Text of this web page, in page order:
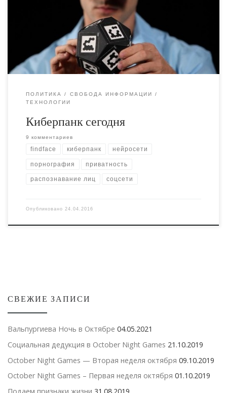
используют приложение для поиска по лицам (findface) с
целью деанонимизации и травли в сети анонимных
ПОЛИТИКА
СВОБОДА ИНФОРМАЦИИ
ТЕХНОЛОГИИ
Киберпанк сегодня
9 комментариев
findface киберпанк нейросети
порнография приватность
распознавание лиц соцсети
Опубликовано 24.04.2016
СВЕЖИЕ ЗАПИСИ
Вальпургиева Ночь в Октябре 04.05.2021
Социальная дедукция в October Night Games 21.10.2019
October Night Games — Вторая неделя октября 09.10.2019
October Night Games – Первая неделя октября 01.10.2019